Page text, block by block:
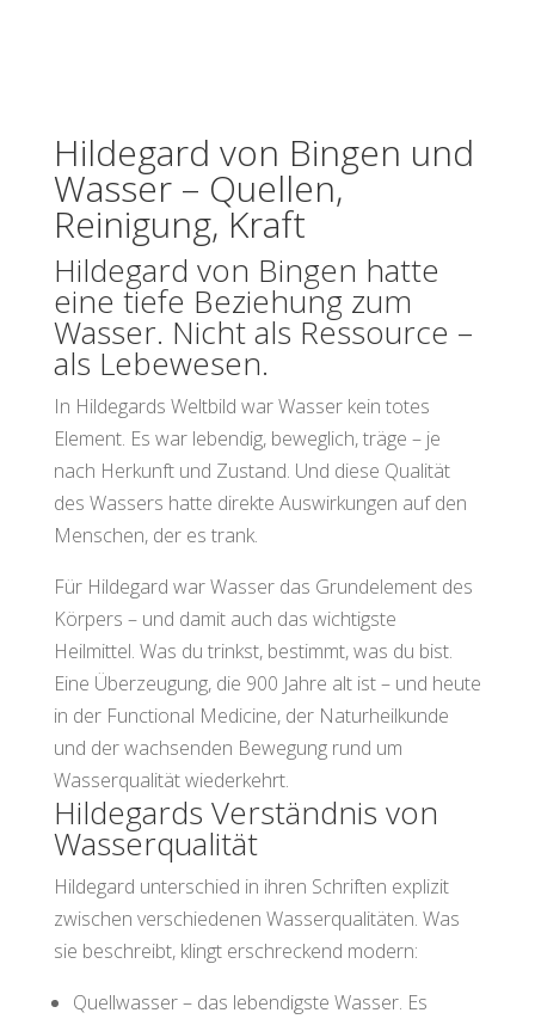
Hildegard von Bingen und
Wasser – Quellen,
Reinigung, Kraft
Hildegard von Bingen hatte
eine tiefe Beziehung zum
Wasser. Nicht als Ressource –
als Lebewesen.
In Hildegards Weltbild war Wasser kein totes
Element. Es war lebendig, beweglich, träge – je
nach Herkunft und Zustand. Und diese Qualität
des Wassers hatte direkte Auswirkungen auf den
Menschen, der es trank.
Für Hildegard war Wasser das Grundelement des
Körpers – und damit auch das wichtigste
Heilmittel. Was du trinkst, bestimmt, was du bist.
Eine Überzeugung, die 900 Jahre alt ist – und heute
in der Functional Medicine, der Naturheilkunde
und der wachsenden Bewegung rund um
Wasserqualität wiederkehrt.
Hildegards Verständnis von
Wasserqualität
Hildegard unterschied in ihren Schriften explizit
zwischen verschiedenen Wasserqualitäten. Was
sie beschreibt, klingt erschreckend modern:
Quellwasser – das lebendigste Wasser. Es